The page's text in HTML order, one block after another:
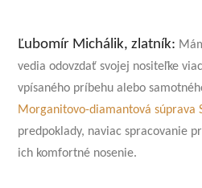
Ľubomír Michálik, zlatník:
vedia odovzdať svojej nositeľke
vpísaného príbehu alebo
Morganitovo-diamantová súprava
predpoklady, naviac spracovanie
ich komfortné nosenie.